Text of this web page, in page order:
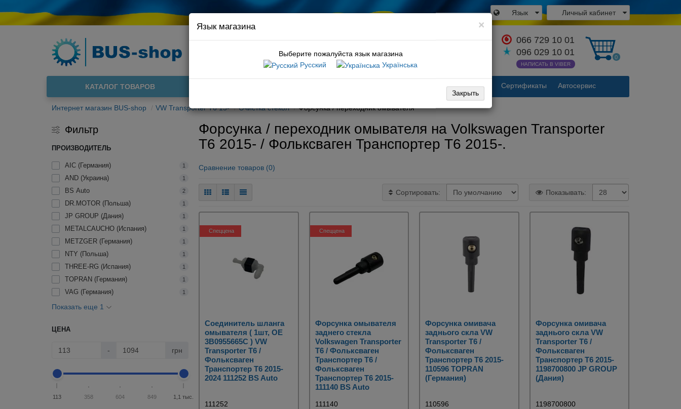
Личный кабинет
Язык
066 729 10 01
096 029 10 01
НАПИСАТЬ В VIBER
0
амортизатор t5
Новости / статьи Контакты Сертификаты Автосервис
КАТАЛОГ ТОВАРОВ
Интернет магазин BUS-shop VW Transporter T6 15- Очистка стекол Форсунка / переходник омывателя
Фильтр
ПРОИЗВОДИТЕЛЬ
AIC (Германия) 1
AND (Украина) 1
BS Auto 2
DR.MOTOR (Польша) 1
JP GROUP (Дания) 1
METALCAUCHO (Испания) 1
METZGER (Германия) 1
NTY (Польша) 1
THREE-RG (Испания) 1
TOPRAN (Германия) 1
VAG (Германия) 1
Показать еще 1
ЦЕНА
- грн
113 358 604 849 1,1 тыс.
×
Язык магазина
Выберите пожалуйста язык магазина
Русский
Українська
Закрыть
Форсунка / переходник омывателя на Volkswagen Transporter
T6 2015- / Фольксваген Транспортер T6 2015-.
Сравнение товаров (0)
Сортировать: Показывать:
Спеццена
Соединитель шланга
омывателя ( 1шт, OE
3B0955665C ) VW
Transporter T6 /
Фольксваген
Транспортер Т6 2015-
2024 111252 BS Auto
111252
Спеццена
Форсунка омывателя
заднего стекла
Volkswagen Transporter
T6 / Фольксваген
Транспортер Т6 /
Фольксваген
Транспортер T6 2015-
111140 BS Auto
111140
Форсунка омивача
заднього скла VW
Transporter T6 /
Фольксваген
Транспортер Т6 2015-
110596 TOPRAN
(Германия)
110596
Форсунка омивача
заднього скла VW
Transporter T6 /
Фольксваген
Транспортер Т6 2015-
1198700800 JP GROUP
(Дания)
1198700800